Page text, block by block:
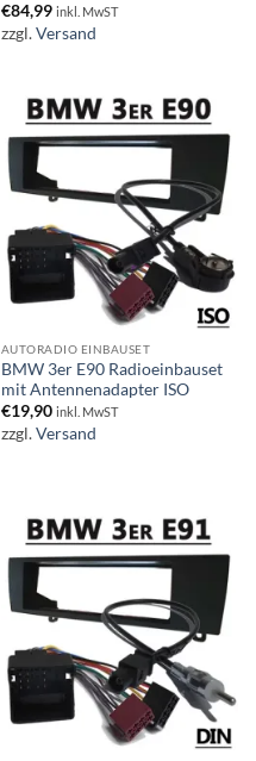
€84,99 inkl. MwST
zzgl.Versand
AUTORADIO EINBAUSET
BMW 3er E90 Radioeinbauset
mit Antennenadapter ISO
€19,90 inkl. MwST
zzgl.Versand